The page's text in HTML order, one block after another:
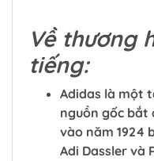
Về thương
tiếng:
Adidas là một
nguồn gốc bắt
vào năm 1924
Adi Dassler và